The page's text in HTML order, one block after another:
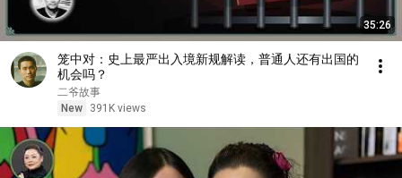
35:26
笼中对：史上最严出入境新规解读，普通人还有出国的
机会吗？
二爷故事
New
391K views